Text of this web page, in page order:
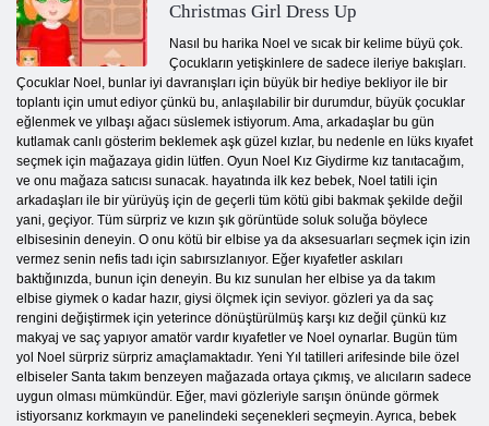
Christmas Girl Dress Up
Nasıl bu harika Noel ve sıcak bir kelime büyü çok.
Çocukların yetişkinlere de sadece ileriye bakışları.
Çocuklar Noel, bunlar iyi davranışları için büyük bir hediye bekliyor ile bir
toplantı için umut ediyor çünkü bu, anlaşılabilir bir durumdur, büyük çocuklar
eğlenmek ve yılbaşı ağacı süslemek istiyorum. Ama, arkadaşlar bu gün
kutlamak canlı gösterim beklemek aşk güzel kızlar, bu nedenle en lüks kıyafet
seçmek için mağazaya gidin lütfen. Oyun Noel Kız Giydirme kız tanıtacağım,
ve onu mağaza satıcısı sunacak. hayatında ilk kez bebek, Noel tatili için
arkadaşları ile bir yürüyüş için de geçerli tüm kötü gibi bakmak şekilde değil
yani, geçiyor. Tüm sürpriz ve kızın şık görüntüde soluk soluğa böylece
elbisesinin deneyin. O onu kötü bir elbise ya da aksesuarları seçmek için izin
vermez senin nefis tadı için sabırsızlanıyor. Eğer kıyafetler askıları
baktığınızda, bunun için deneyin. Bu kız sunulan her elbise ya da takım
elbise giymek o kadar hazır, giysi ölçmek için seviyor. gözleri ya da saç
rengini değiştirmek için yeterince dönüştürülmüş karşı kız değil çünkü kız
makyaj ve saç yapıyor amatör vardır kıyafetler ve Noel oynarlar. Bugün tüm
yol Noel sürpriz sürpriz amaçlamaktadır. Yeni Yıl tatilleri arifesinde bile özel
elbiseler Santa takım benzeyen mağazada ortaya çıkmış, ve alıcıların sadece
uygun olması mümkündür. Eğer, mavi gözleriyle sarışın önünde görmek
istiyorsanız korkmayın ve panelindeki seçenekleri seçmeyin. Ayrıca, bebek